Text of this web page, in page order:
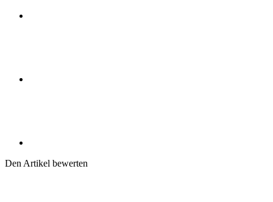
Den Artikel bewerten